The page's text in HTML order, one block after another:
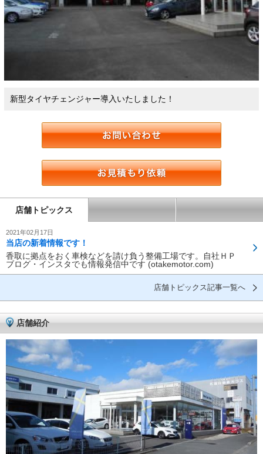
新型タイヤチェンジャー導入いたしました！
店舗トピックス
2021年02月17日
当店の新着情報です！
香取に拠点をおく車検などを請け負う整備工場です。自社ＨＰ
ブログ・インスタでも情報発信中です (otakemotor.com)
店舗トピックス記事一覧へ
店舗紹介